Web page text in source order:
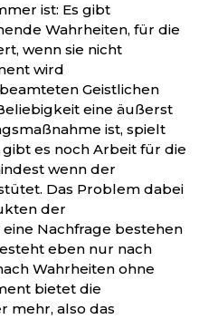
ist: Es gibt
Wahrheiten, für die
wenn sie nicht
wird
Geistlichen
eine äußerst
ist, spielt
es noch Arbeit für die
wenn der
Das Problem dabei
der
Nachfrage bestehen
eben nur nach
Wahrheiten ohne
bietet die
mehr, also das